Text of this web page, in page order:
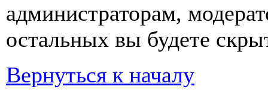
администраторам,
остальных вы будете
Вернуться к началу